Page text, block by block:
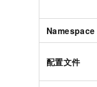
Namespace
配置文件